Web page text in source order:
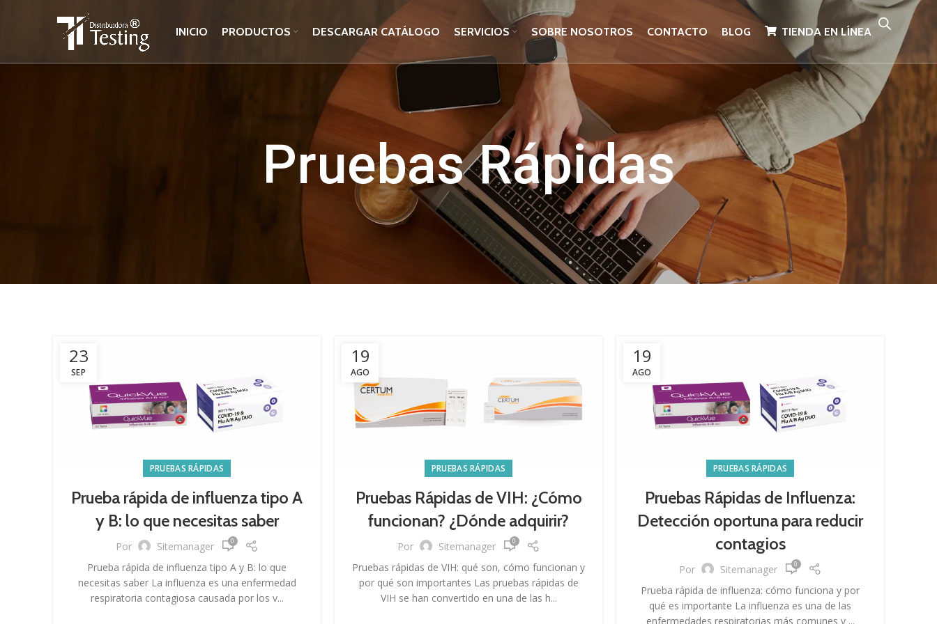
INICIO PRODUCTOS DESCARGAR CATÁLOGO SERVICIOS SOBRE NOSOTROS CONTACTO BLOG TIENDA EN LÍNEA
Pruebas Rápidas
23
SEP
PRUEBAS RÁPIDAS
Prueba rápida de influenza tipo A
y B: lo que necesitas saber
Por Sitemanager 0
Prueba rápida de influenza tipo A y B: lo que
necesitas saber La influenza es una enfermedad
respiratoria contagiosa causada por los v...
19
AGO
PRUEBAS RÁPIDAS
Pruebas Rápidas de VIH: ¿Cómo
funcionan? ¿Dónde adquirir?
Por Sitemanager 0
Pruebas rápidas de VIH: qué son, cómo funcionan y
por qué son importantes Las pruebas rápidas de
VIH se han convertido en una de las h...
19
AGO
PRUEBAS RÁPIDAS
Pruebas Rápidas de Influenza:
Detección oportuna para reducir
contagios
Por Sitemanager 0
Prueba rápida de influenza: cómo funciona y por
qué es importante La influenza es una de las
enfermedades respiratorias más comunes y ...